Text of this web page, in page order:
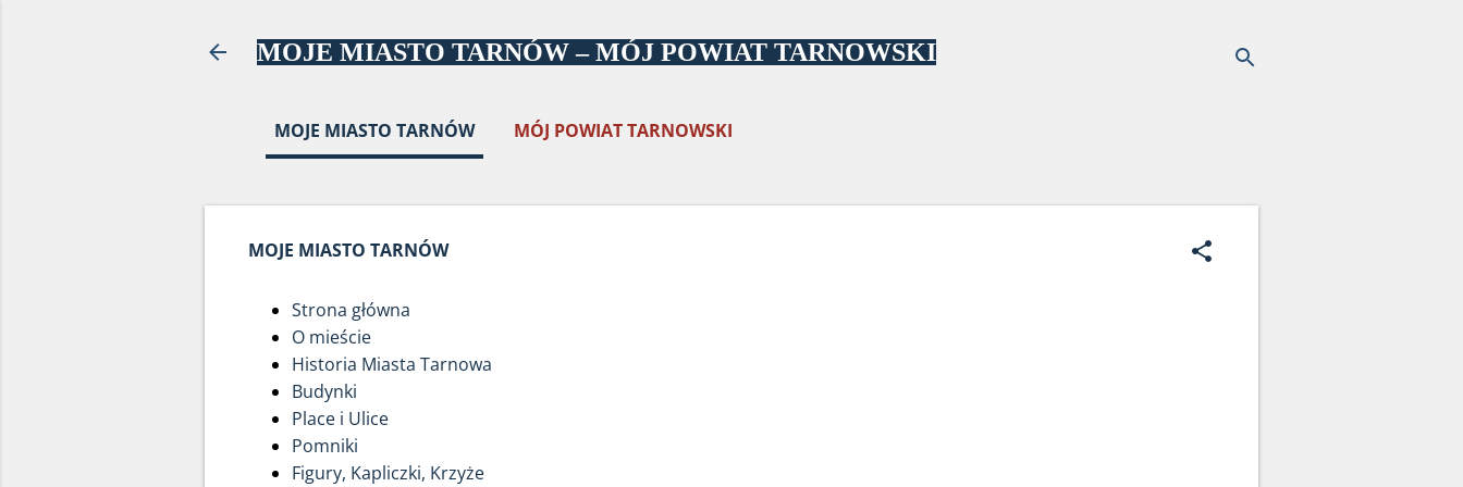
MOJE MIASTO TARNÓW – MÓJ POWIAT TARNOWSKI
MOJE MIASTO TARNÓW MÓJ POWIAT TARNOWSKI
MOJE MIASTO TARNÓW
Strona główna
O mieście
Historia Miasta Tarnowa
Budynki
Place i Ulice
Pomniki
Figury, Kapliczki, Krzyże